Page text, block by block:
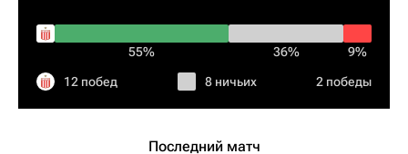
55% 36% 9%
12 побед 8 ничьих 2 победы
Последний матч